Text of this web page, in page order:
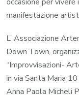
manifestazione
L’ Associazione
Down Town,
“Improvvisazioni-
in via Santa Maria
Anna Paola Micheli